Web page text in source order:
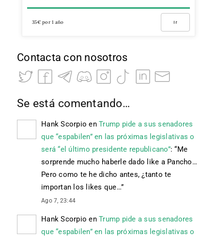
35€ por 1 año Ir
Contacta con nosotros
Se está comentando…
Hank Scorpio en Trump pide a sus senadores
que “espabilen” en las próximas legislativas o
será “el último presidente republicano”: “Me
sorprende mucho haberle dado like a Pancho…
Pero como te he dicho antes, ¿tanto te
importan los likes que…”
Ago 7, 23:44
Hank Scorpio en Trump pide a sus senadores
que “espabilen” en las próximas legislativas o